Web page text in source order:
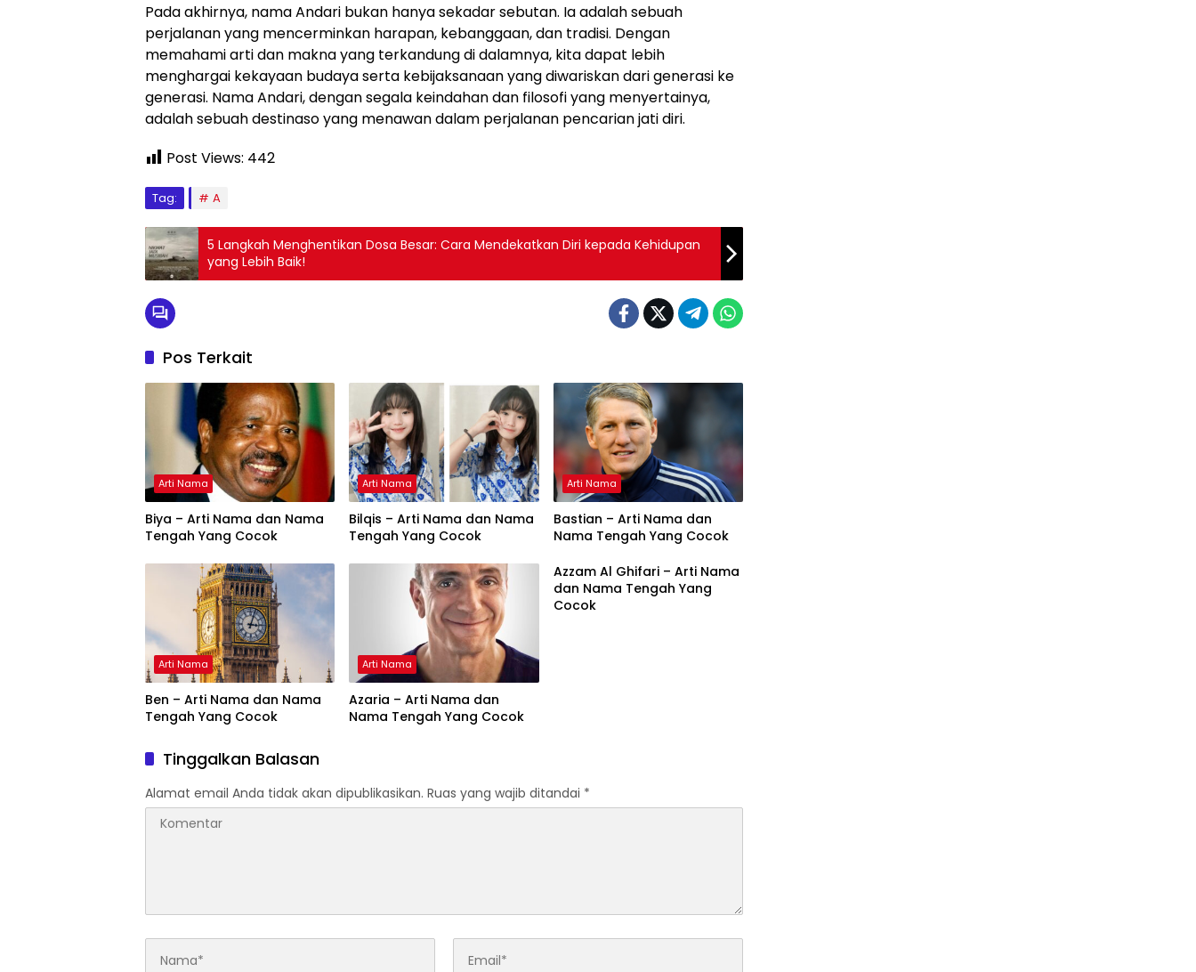
Pada akhirnya, nama Andari bukan hanya sekadar sebutan. Ia adalah sebuah
perjalanan yang mencerminkan harapan, kebanggaan, dan tradisi. Dengan
memahami arti dan makna yang terkandung di dalamnya, kita dapat lebih
menghargai kekayaan budaya serta kebijaksanaan yang diwariskan dari generasi ke
generasi. Nama Andari, dengan segala keindahan dan filosofi yang menyertainya,
adalah sebuah destinaso yang menawan dalam perjalanan pencarian jati diri.
Post Views: 442
Tag: A
5 Langkah Menghentikan Dosa Besar: Cara Mendekatkan Diri kepada Kehidupan
yang Lebih Baik!
Pos Terkait
Arti Nama
Biya – Arti Nama dan Nama
Tengah Yang Cocok
Arti Nama
Bilqis – Arti Nama dan Nama
Tengah Yang Cocok
Arti Nama
Bastian – Arti Nama dan
Nama Tengah Yang Cocok
Arti Nama
Ben – Arti Nama dan Nama
Tengah Yang Cocok
Arti Nama
Azaria – Arti Nama dan
Nama Tengah Yang Cocok
Azzam Al Ghifari – Arti Nama
dan Nama Tengah Yang
Cocok
Tinggalkan Balasan
Alamat email Anda tidak akan dipublikasikan. Ruas yang wajib ditandai *